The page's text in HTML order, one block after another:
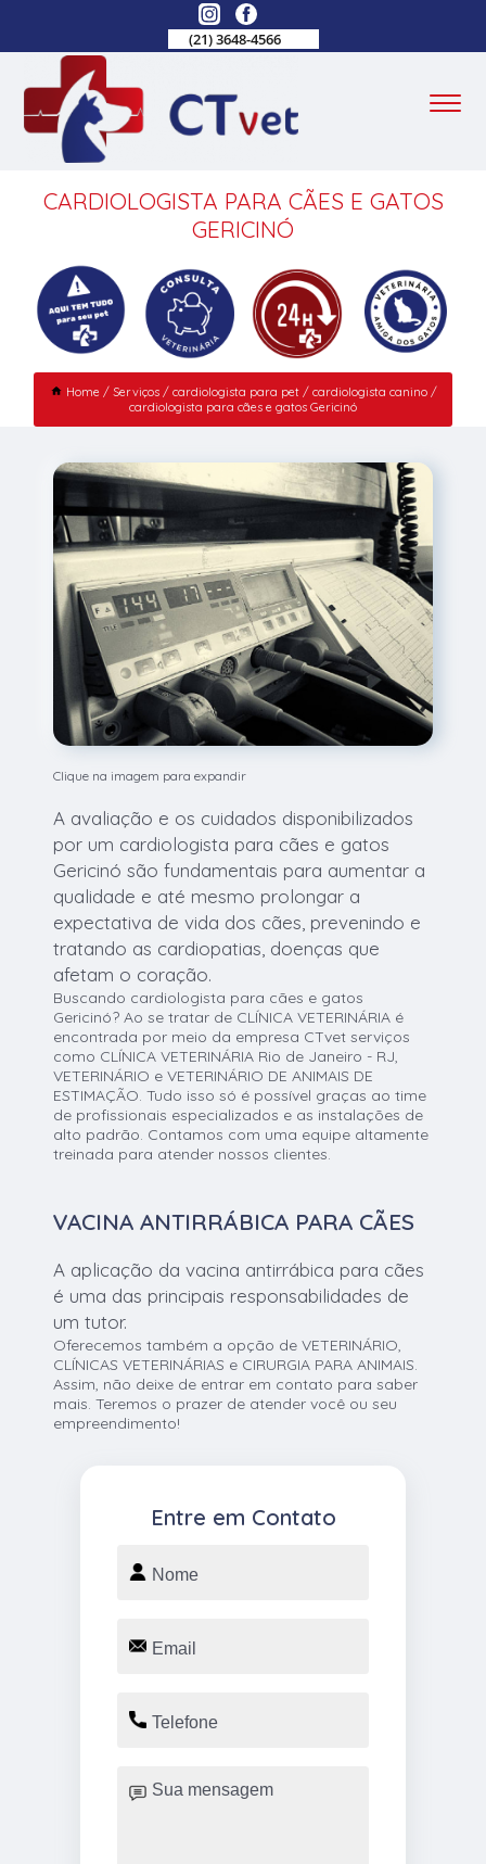
(21) 3648-4566
CARDIOLOGISTA PARA CÃES E GATOS
GERICINÓ
Home Serviços cardiologista para pet
cardiologista canino
cardiologista para cães e gatos Gericinó
Clique na imagem para expandir
A avaliação e os cuidados disponibilizados
por um cardiologista para cães e gatos
Gericinó são fundamentais para aumentar a
qualidade e até mesmo prolongar a
expectativa de vida dos cães, prevenindo e
tratando as cardiopatias, doenças que
afetam o coração.
Buscando cardiologista para cães e gatos
Gericinó? Ao se tratar de CLÍNICA VETERINÁRIA é
encontrada por meio da empresa CTvet serviços
como CLÍNICA VETERINÁRIA Rio de Janeiro - RJ,
VETERINÁRIO e VETERINÁRIO DE ANIMAIS DE
ESTIMAÇÃO. Tudo isso só é possível graças ao time
de profissionais especializados e as instalações de
alto padrão. Contamos com uma equipe altamente
treinada para atender nossos clientes.
VACINA ANTIRRÁBICA PARA CÃES
A aplicação da vacina antirrábica para cães
é uma das principais responsabilidades de
um tutor.
Oferecemos também a opção de VETERINÁRIO,
CLÍNICAS VETERINÁRIAS e CIRURGIA PARA ANIMAIS.
Assim, não deixe de entrar em contato para saber
mais. Teremos o prazer de atender você ou seu
empreendimento!
Entre em Contato